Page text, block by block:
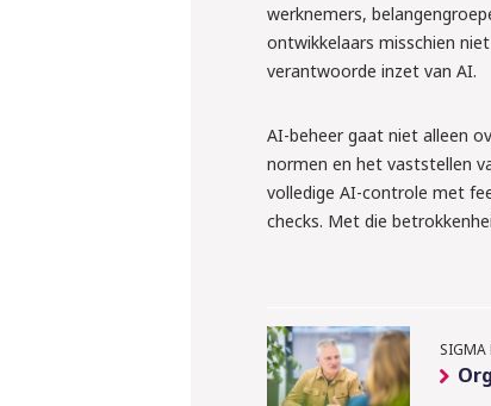
werknemers,
ontwikkelaars misschien
verantwoorde inzet van AI.
AI-beheer gaat niet alleen
normen en het vaststellen
volledige AI-controle met
checks. Met die
SIGMA